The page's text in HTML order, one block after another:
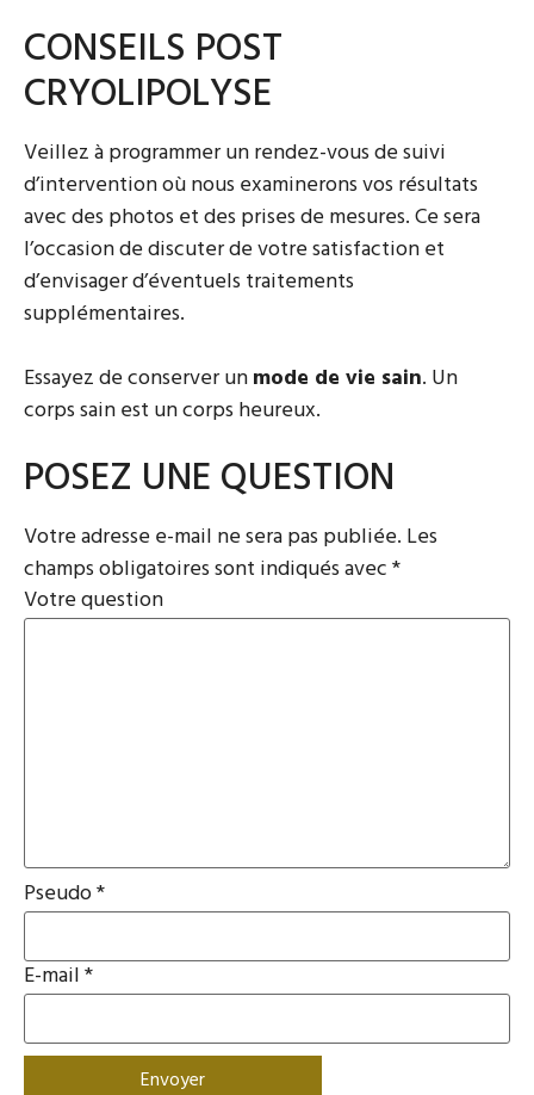
CONSEILS POST
CRYOLIPOLYSE
Veillez à programmer un rendez-vous de suivi
d’intervention où nous examinerons vos résultats
avec des photos et des prises de mesures. Ce sera
l’occasion de discuter de votre satisfaction et
d’envisager d’éventuels traitements
supplémentaires.
Essayez de conserver unmode de vie sain. Un
corps sain est un corps heureux.
POSEZ UNE QUESTION
Votre adresse e-mail ne sera pas publiée. Les
champs obligatoires sont indiqués avec*
Votre question
Pseudo*
E-mail*